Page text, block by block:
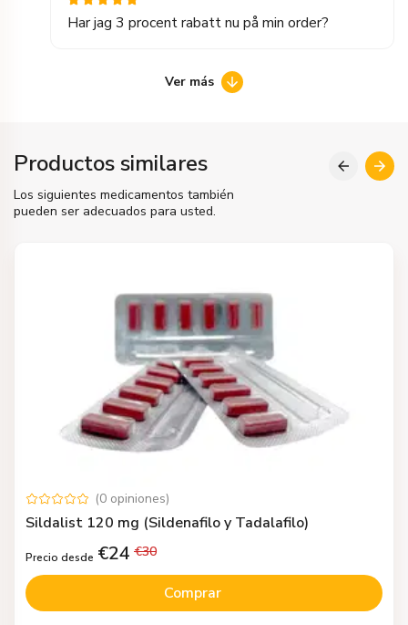
Har jag 3 procent rabatt nu på min order?
Ver más
Productos similares
Los siguientes medicamentos también
pueden ser adecuados para usted.
(0 opiniones)
Sildalist 120 mg (Sildenafilo y Tadalafilo)
Precio desde €24 €30
Comprar